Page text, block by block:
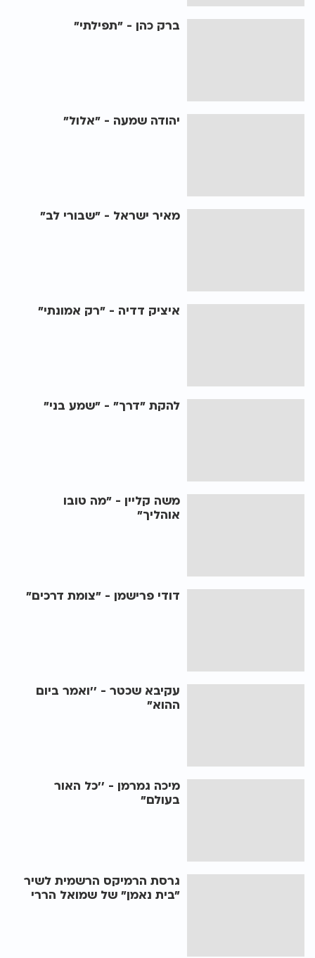
ברק כהן - "תפילתי"
יהודה שמעה - "אלול"
מאיר ישראל - "שבורי לב"
איציק דדיה - "רק אמונתי"
להקת "דרך" - "שמע בני"
משה קליין - "מה טובו
אוהליך"
דודי פרישמן - "צומת דרכים"
עקיבא שכטר - ’’ואמר ביום
ההוא"
מיכה גמרמן - ’’כל האור
בעולם"
גרסת הרמיקס הרשמית לשיר
"בית נאמן" של שמואל הררי